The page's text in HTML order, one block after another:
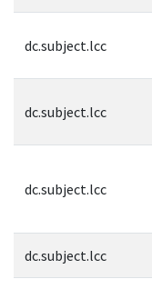
dc.subject.lcc
dc.subject.lcc
dc.subject.lcc
dc.subject.lcc